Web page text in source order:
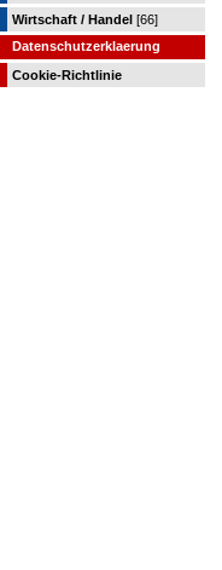
Wirtschaft / Handel [66]
Datenschutzerklaerung
Cookie-Richtlinie